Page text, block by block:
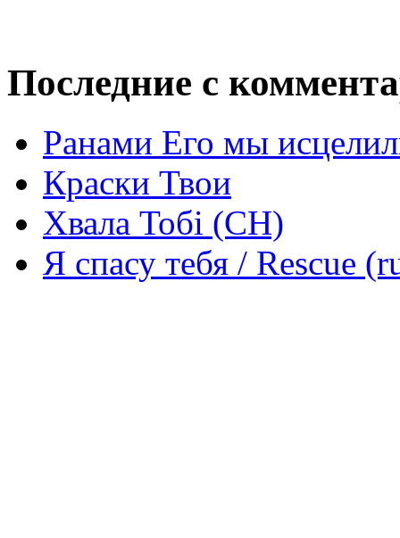
Последние с
Ранами Его мы
Краски Твои
Хвала Тобі (СН)
Я спасу тебя / Rescue